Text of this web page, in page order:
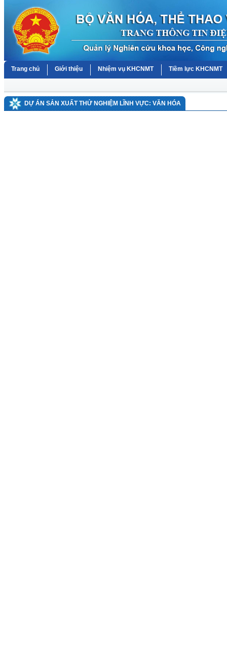
Trang chủ Giới thiệu Nhiệm vụ KHCNMT Tiềm lực KHCNMT
DỰ ÁN SẢN XUẤT THỬ NGHIỆM LĨNH VỰC: VĂN HÓA